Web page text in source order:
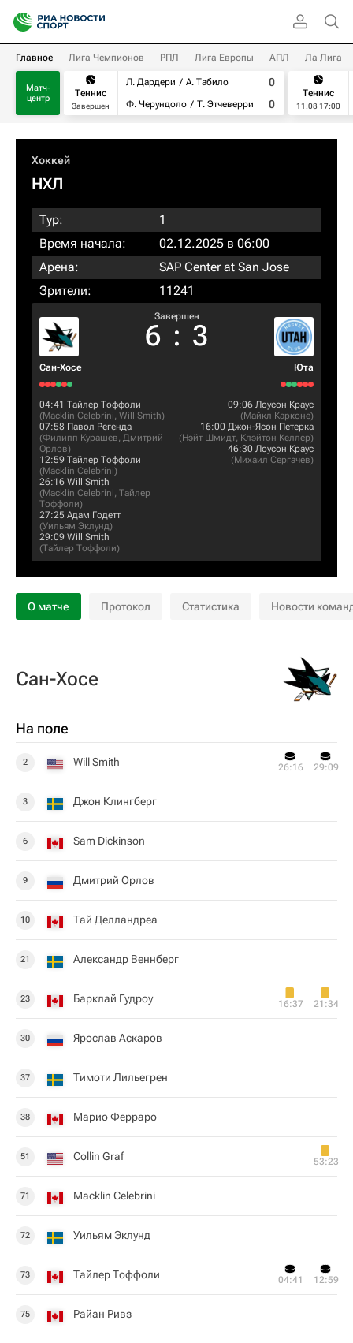
Главное Лига Чемпионов РПЛ Лига Европы АПЛ Ла Лига
Матч-
центр
Теннис
Завершен
Л. Дардери
А. Табило
Ф. Черундоло
Т. Этчеверри
0
0
Теннис
11.08 17:00
Хоккей
НХЛ
Тур:
1
Время начала:
02.12.2025 в 06:00
Арена:
SAP Center at San Jose
Зрители:
11241
Сан-Хосе
Завершен
6 : 3
Юта
04:41 Тайлер Тоффоли
(Macklin Celebrini, Will Smith)
07:58 Павол Регенда
(Филипп Курашев, Дмитрий
Орлов)
12:59 Тайлер Тоффоли
(Macklin Celebrini)
26:16 Will Smith
(Macklin Celebrini, Тайлер
Тоффоли)
27:25 Адам Годетт
(Уильям Эклунд)
29:09 Will Smith
(Тайлер Тоффоли)
09:06 Лоусон Краус
(Майкл Карконе)
16:00 Джон-Ясон Петерка
(Нэйт Шмидт, Клэйтон Келлер)
46:30 Лоусон Краус
(Михаил Сергачев)
О матче Протокол Статистика Новости
Сан-Хосе
На поле
2 Will Smith 26:16 29:09
3 Джон Клингберг
6 Sam Dickinson
9 Дмитрий Орлов
10 Тай Делландреа
21 Александр Веннберг
23 Барклай Гудроу 16:37 21:34
30 Ярослав Аскаров
37 Тимоти Лильегрен
38 Марио Ферраро
51 Collin Graf 53:23
71 Macklin Celebrini
72 Уильям Эклунд
73 Тайлер Тоффоли 04:41 12:59
75 Райан Ривз